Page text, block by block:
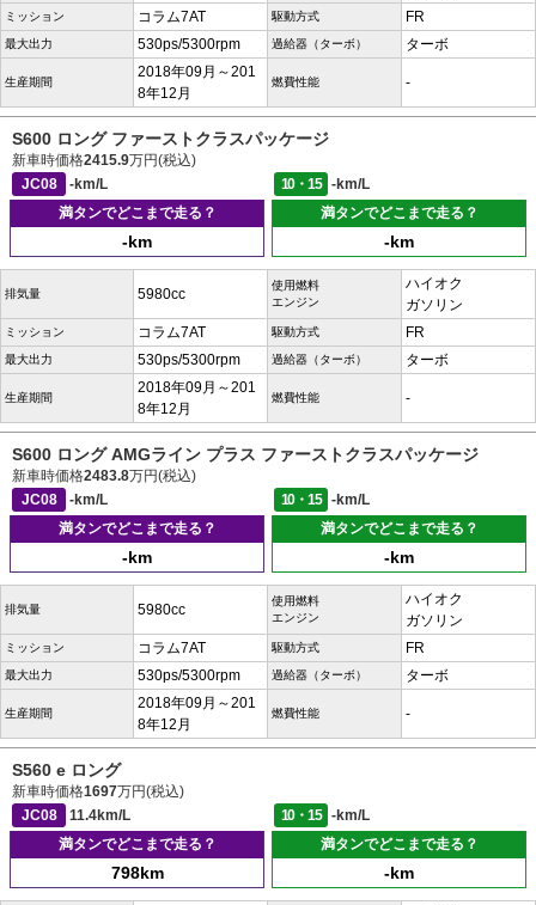
ミッション コラム7AT 駆動方式 FR
最大出力 530ps/5300rpm 過給器（ターボ） ターボ
生産期間
2018年09月～201
8年12月
燃費性能 -
S600 ロング ファーストクラスパッケージ
新車時価格2415.9万円(税込)
JC08
-km/L 10・15
-km/L
満タンでどこまで走る？
-km
満タンでどこまで走る？
-km
排気量 5980cc
使用燃料
エンジン
ハイオク
ガソリン
ミッション コラム7AT 駆動方式 FR
最大出力 530ps/5300rpm 過給器（ターボ） ターボ
生産期間
2018年09月～201
8年12月
燃費性能 -
S600 ロング AMGライン プラス ファーストクラスパッケージ
新車時価格2483.8万円(税込)
JC08
-km/L 10・15
-km/L
満タンでどこまで走る？
-km
満タンでどこまで走る？
-km
排気量 5980cc
使用燃料
エンジン
ハイオク
ガソリン
ミッション コラム7AT 駆動方式 FR
最大出力 530ps/5300rpm 過給器（ターボ） ターボ
生産期間
2018年09月～201
8年12月
燃費性能 -
S560 e ロング
新車時価格1697万円(税込)
JC08
11.4km/L 10・15
-km/L
満タンでどこまで走る？
798km
満タンでどこまで走る？
-km